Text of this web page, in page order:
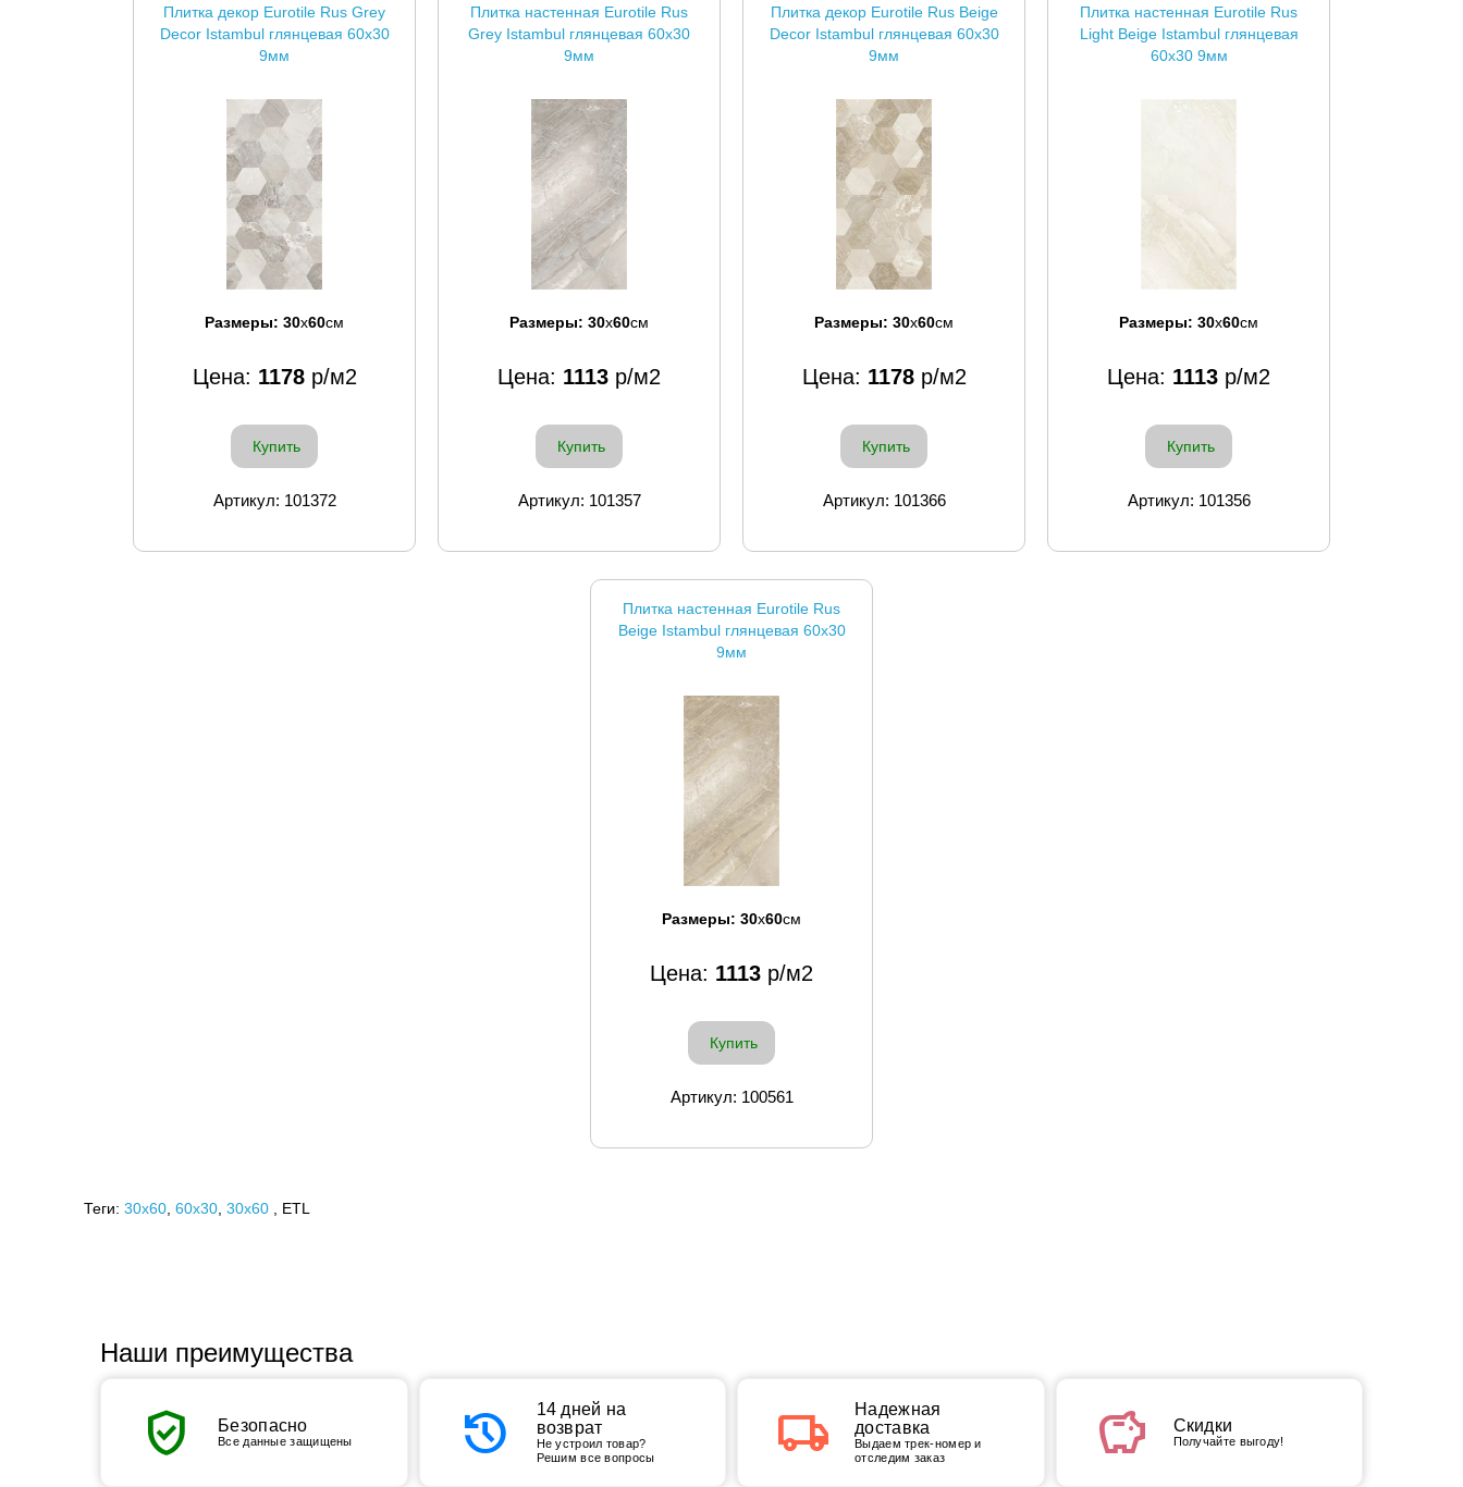
Плитка декор Eurotile Rus Grey
Decor Istambul глянцевая 60x30
9мм
Размеры: 30x60см
Цена: 1178р/м2
Купить
Артикул: 101372
Плитка настенная Eurotile Rus
Grey Istambul глянцевая 60x30
9мм
Размеры: 30x60см
Цена: 1113 р/м2
Купить
Артикул: 101357
Плитка декор Eurotile Rus Beige
Decor Istambul глянцевая 60x30
9мм
Размеры: 30x60см
Цена: 1178р/м2
Купить
Артикул: 101366
Плитка настенная Eurotile Rus
Light Beige Istambul глянцевая
60x30 9мм
Размеры: 30x60см
Цена: 1113 р/м2
Купить
Артикул: 101356
Плитка настенная Eurotile Rus
Beige Istambul глянцевая 60x30
9мм
Размеры: 30x60см
Цена: 1113 р/м2
Купить
Артикул: 100561
Теги: 30x60 60х30 30х60 , ETL
Наши преимущества
verified_user Безопасно
Все данные защищены history
14 дней на
возврат
Не устроил товар?
Решим все вопросы
local_shipping
Надежная
доставка
Выдаем трек-номер и
отследим заказ
savings Скидки
Получайте выгоду!